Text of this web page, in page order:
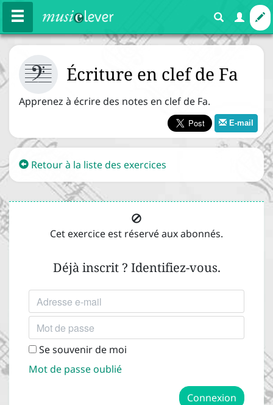
Cours Exercices
Harmonie
Expressions
Les bases

 Le nom des notes
 La portée
 Les clefs de lecture
Les altérations
 Les altérations
Les altérations accidentelles

 Écriture en clef de Fa
Apprenez à écrire des notes en clef de Fa.
E-mail
Retour à la liste des exercices
Cet exercice est réservé aux abonnés.
Déjà inscrit ? Identifiez-vous.
Adresse e-mail
Mot de passe
Se souvenir de moi
Mot de passe oublié
Connexion